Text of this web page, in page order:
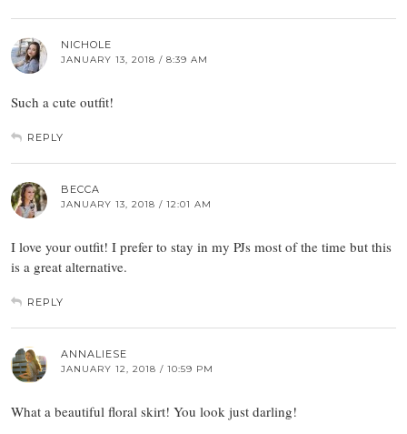
NICHOLE
JANUARY 13, 2018 / 8:39 AM
Such a cute outfit!
REPLY
BECCA
JANUARY 13, 2018 / 12:01 AM
I love your outfit! I prefer to stay in my PJs most of the time but this
is a great alternative.
REPLY
ANNALIESE
JANUARY 12, 2018 / 10:59 PM
What a beautiful floral skirt! You look just darling!